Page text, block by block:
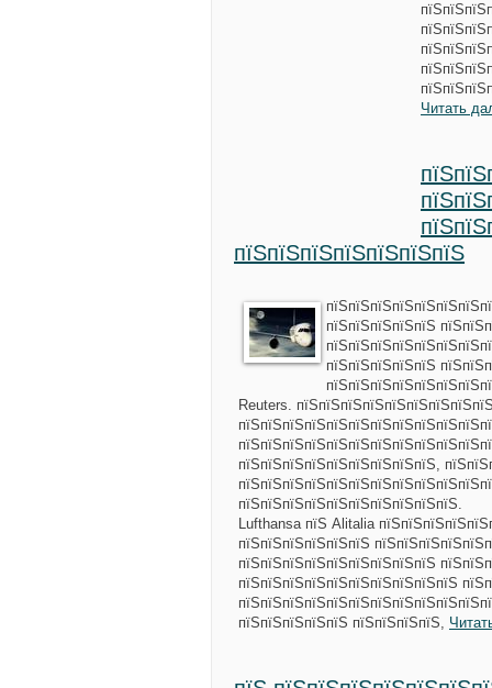
Читать
пїЅпїЅпїЅпїЅпїЅпїЅпїЅ
пїЅпїЅпїЅпїЅпїЅ
пїЅпїЅпїЅпїЅпїЅ
Reuters.
пїЅпїЅпїЅпїЅпїЅпїЅпїЅпїЅпїЅ,
пїЅпїЅпїЅпїЅпїЅпїЅпїЅпїЅпїЅпїЅ.
Lufthansa пїЅ Alitalia
пїЅпїЅпїЅпїЅпїЅпїЅ
пїЅпїЅпїЅпїЅпїЅпїЅпїЅпїЅпїЅ
пїЅпїЅпїЅпїЅпїЅпїЅпїЅпїЅпїЅпїЅ
пїЅпїЅпїЅпїЅпїЅ пїЅпїЅпїЅпїЅ,